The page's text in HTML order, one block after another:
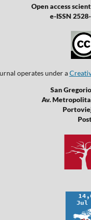
Open access
e-ISSN
operates under a
San
Av.